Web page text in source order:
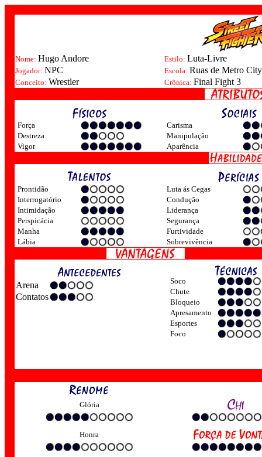
Nome: Hugo Andore Estilo: Luta-Livre
Jogador: NPC Escola: Ruas de Metro City
Conceito: Wrestler Crônica: Final Fight 3
Força
Carisma
Destreza
Manipulação
Vigor
Aparência
Prontidão
Luta ás Cegas
Interrogatório
Condução
Intimidação
Liderança
Perspicácia
Segurança
Manha
Furtividade
Lábia
Sobrevivência
Arena
Contatos
Soco
Chute
Bloqueio
Apresamento
Esportes
Foco
Glória
Honra